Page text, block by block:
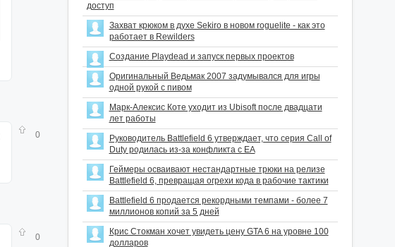
0
0
доступ
Захват крюком в духе Sekiro в новом roguelite - как это
работает в Rewilders
Создание Playdead и запуск первых проектов
Оригинальный Ведьмак 2007 задумывался для игры
одной рукой с пивом
Марк-Алексис Коте уходит из Ubisoft после двадцати
лет работы
Руководитель Battlefield 6 утверждает, что серия Call of
Duty родилась из-за конфликта с EA
Геймеры осваивают нестандартные трюки на релизе
Battlefield 6, превращая огрехи кода в рабочие тактики
Battlefield 6 продается рекордными темпами - более 7
миллионов копий за 5 дней
Крис Стокман хочет увидеть цену GTA 6 на уровне 100
долларов